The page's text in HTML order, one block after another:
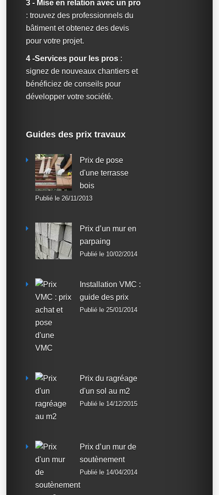
3 - Mise en relation avec un pro
: trouvez des professionnels du
bâtiment et obtenez des devis
pour votre projet.
4 -Services pour les pros :
signez de nouveaux chantiers et
bénéficiez de conseils pour
développer votre société.
Guides des prix travaux
Prix de pose
d'une terrasse
bois
Publié le 26/11/2013
Prix d’un mur en
parpaing
Publié le 10/02/2014
Installation VMC :
guide des prix
Publié le 25/01/2014
Prix du ragréage
d'un sol au m2
Publié le 14/12/2015
Prix d’un mur de
soutènement
Publié le 14/04/2014